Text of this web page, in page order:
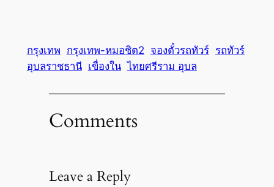
กรุงเทพ กรุงเทพ-หมอชิต2 จองตั๋วรถทัวร์ รถทัวร์
อุบลราชธานี เขื่องใน ไทยศรีราม อุบล
Comments
Leave a Reply